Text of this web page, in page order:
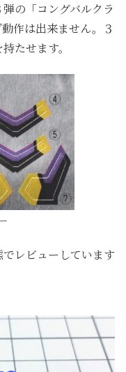
の「コングバルクラ
作は出来ません。３
たせます。
レビューしています